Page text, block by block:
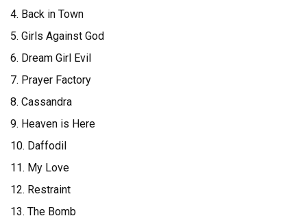
4. Back in Town
5. Girls Against God
6. Dream Girl Evil
7. Prayer Factory
8. Cassandra
9. Heaven is Here
10. Daffodil
11. My Love
12. Restraint
13. The Bomb